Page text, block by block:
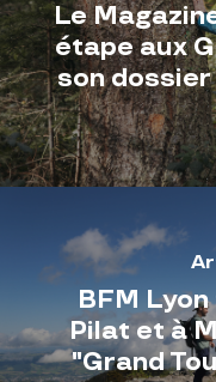
Le
étape aux
son
BFM
Pilat et à
"Grand